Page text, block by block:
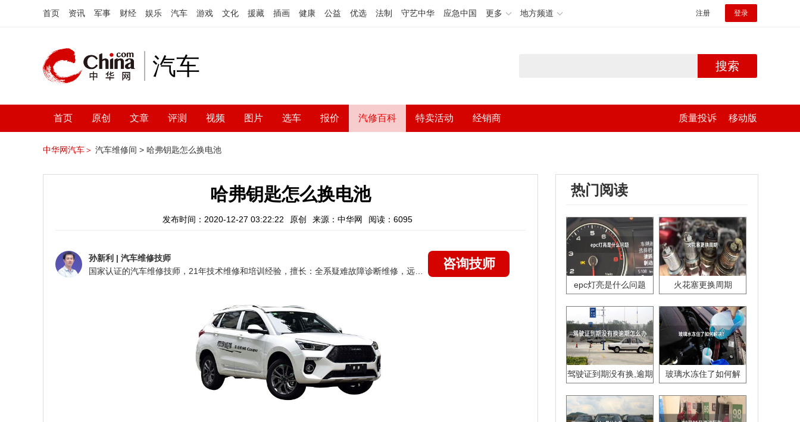
首页 资讯 军事 财经 娱乐 汽车 游戏 文化 援藏 插画 健康 公益 优选 法制 守艺中华 应急中国 更多 地方频道 注册 登录
汽车 搜索
首页 原创 文章 评测 视频 图片 选车 报价 汽修百科 特卖活动 经销商 质量投诉 移动版
中华网汽车＞ 汽车维修间 > 哈弗钥匙怎么换电池
哈弗钥匙怎么换电池
发布时间：2020-12-27 03:22:22 原创 来源：中华网 阅读：6095
孙新利 | 汽车维修技师
咨询技师
热门阅读
epc灯亮是什么问题 火花塞更换周期
驾驶证到期没有换,逾期
玻璃水冻住了如何解